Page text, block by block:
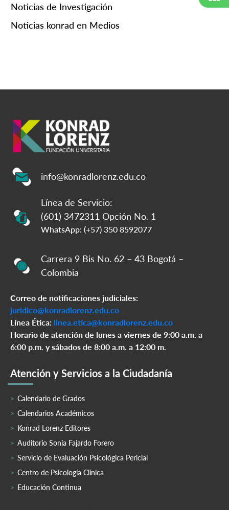
Noticias de Investigación
Noticias konrad en Medios
info@konradlorenz.edu.co
Línea de Servicio:
(601) 3472311 Opción No. 1
WhatsApp: (+57) 350 8592077
Carrera 9 Bis No. 62 – 43 Bogotá –
Colombia
Correo de notificaciones judiciales:
juridico@konradlorenz.edu.co
Línea Ética: linea.etica@konradlorenz.edu.co
Horario de atención de lunes a viernes de 9:00 a.m. a
6:00 p.m. y sábados de 8:00 a.m. a 12:00 m.
Atención y Servicios a la Ciudadanía
Calendario de Grados
Calendarios Académicos
Konrad Lorenz Editores
Auditorio Sonia Fajardo Forero
Servicio de Evaluación Psicológica Pericial
Centro de Psicología Clínica
Educación Continua